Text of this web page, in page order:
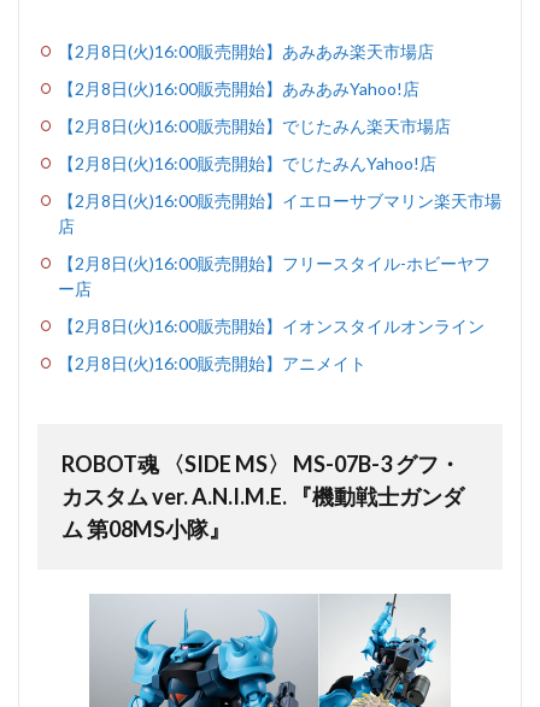
【2月8日(火)16:00販売開始】あみあみ楽天市場店
【2月8日(火)16:00販売開始】あみあみYahoo!店
【2月8日(火)16:00販売開始】でじたみん楽天市場店
【2月8日(火)16:00販売開始】でじたみんYahoo!店
【2月8日(火)16:00販売開始】イエローサブマリン楽天市場
店
【2月8日(火)16:00販売開始】フリースタイル-ホビーヤフ
ー店
【2月8日(火)16:00販売開始】イオンスタイルオンライン
【2月8日(火)16:00販売開始】アニメイト
ROBOT魂 〈SIDE MS〉 MS-07B-3 グフ・
カスタム ver. A.N.I.M.E. 『機動戦士ガンダ
ム 第08MS小隊』